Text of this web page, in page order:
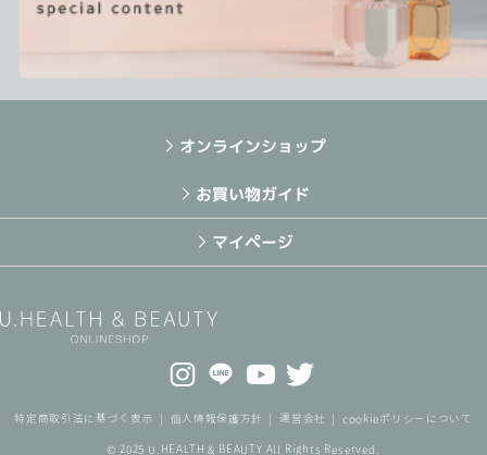
オンラインショップ
お買い物ガイド
マイページ
© 2025 U.HEALTH & BEAUTY All Rights Reserved.
特定商取引法に基づく表示 個人情報保護方針 運営会社 cookieポリシーについて